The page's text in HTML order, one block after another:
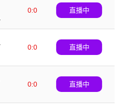
0:0
直播中
0:0
直播中
0:0
直播中